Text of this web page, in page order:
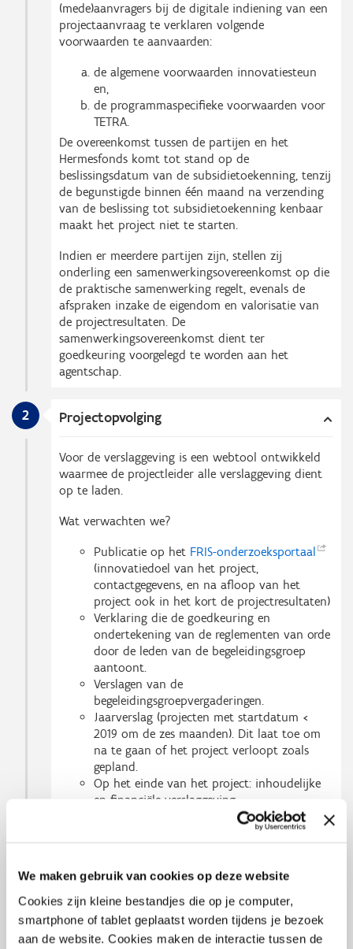
We maken gebruik van cookies op deze website
Cookies zijn kleine bestandjes die op je computer,
smartphone of tablet geplaatst worden tijdens je bezoek
aan de website. Cookies maken de interactie tussen de
(mede)aanvragers bij de digitale indiening van een
projectaanvraag te verklaren volgende
voorwaarden te aanvaarden:
de algemene voorwaarden innovatiesteun
en,
de programmaspecifieke voorwaarden voor
TETRA.
De overeenkomst tussen de partijen en het
Hermesfonds komt tot stand op de
beslissingsdatum van de subsidietoekenning, tenzij
de begunstigde binnen één maand na verzending
van de beslissing tot subsidietoekenning kenbaar
maakt het project niet te starten.
Indien er meerdere partijen zijn, stellen zij
onderling een samenwerkingsovereenkomst op die
de praktische samenwerking regelt, evenals de
afspraken inzake de eigendom en valorisatie van
de projectresultaten. De
samenwerkingsovereenkomst dient ter
goedkeuring voorgelegd te worden aan het
agentschap.
2 Projectopvolging
Voor de verslaggeving is een webtool ontwikkeld
waarmee de projectleider alle verslaggeving dient
op te laden.
Wat verwachten we?
Publicatie op het FRIS-onderzoeksportaal
(innovatiedoel van het project,
contactgegevens, en na afloop van het
project ook in het kort de projectresultaten)
Verklaring die de goedkeuring en
ondertekening van de reglementen van orde
door de leden van de begeleidingsgroep
aantoont.
Verslagen van de
begeleidingsgroepvergaderingen.
Jaarverslag (projecten met startdatum <
2019 om de zes maanden). Dit laat toe om
na te gaan of het project verloopt zoals
gepland.
Op het einde van het project: inhoudelijke
en financiële verslaggeving.
Eén jaar na afloop van het project kan
eventueel nog een valorisatiefiche
De projectleider krijgt toegang tot een webtool
waarin alle verslaggeving moet worden opgeladen.
Er wordt niet langer voorzien in een
projectbarometer om de leden van de